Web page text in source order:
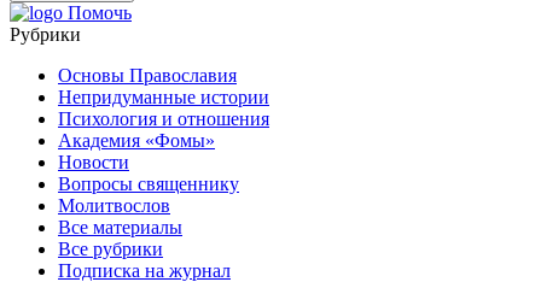
Помочь
Рубрики
Основы Православия
Непридуманные истории
Психология и отношения
Академия «Фомы»
Новости
Вопросы священнику
Молитвослов
Все материалы
Все рубрики
Подписка на журнал